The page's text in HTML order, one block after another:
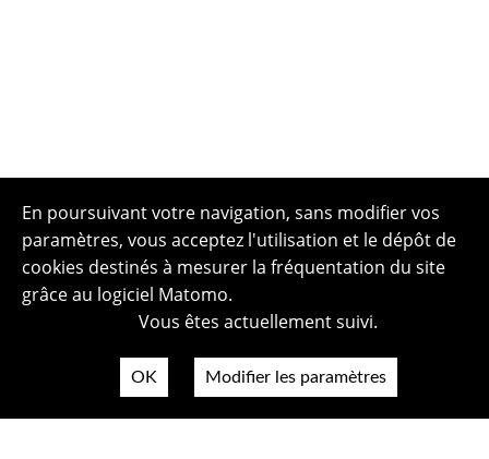
En poursuivant votre navigation, sans modifier vos
paramètres, vous acceptez l'utilisation et le dépôt de
cookies destinés à mesurer la fréquentation du site
grâce au logiciel Matomo.
Vous êtes actuellement suivi.
OK Modifier les paramètres